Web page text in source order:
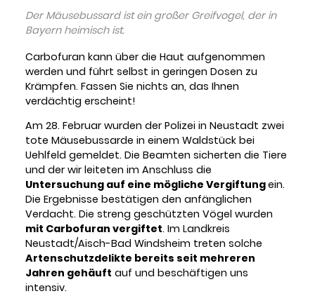
Der Mäusebussard ist ein großer Greifvogel, der in
Bayern heimisch ist.
Carbofuran kann über die Haut aufgenommen
werden und führt selbst in geringen Dosen zu
Krämpfen. Fassen Sie nichts an, das Ihnen
verdächtig erscheint!
Am 28. Februar wurden der Polizei in Neustadt zwei
tote Mäusebussarde in einem Waldstück bei
Uehlfeld gemeldet. Die Beamten sicherten die Tiere
und der wir leiteten im Anschluss die
Untersuchung auf eine mögliche Vergiftungein.
Die Ergebnisse bestätigen den anfänglichen
Verdacht. Die streng geschützten Vögel wurden
mit Carbofuran vergiftet. Im Landkreis
Neustadt/Aisch-Bad Windsheim treten solche
Artenschutzdelikte bereits seit mehreren
Jahren gehäuft auf und beschäftigen uns
intensiv.